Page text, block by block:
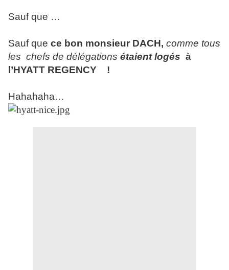
Sauf que …
Sauf que ce bon monsieur DACH, comme tous
les chefs de délégations étaient logés à
l’HYATT REGENCY
!
Hahahaha…